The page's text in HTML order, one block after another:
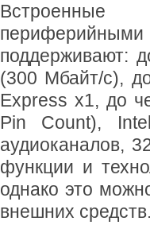
Встроенные
поддерживают:
(300 Мбайт/с),
Express x1, до
Pin Count),
аудиоканалов,
функции и
однако это
внешних